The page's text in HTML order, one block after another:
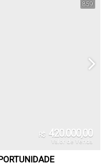
859
R$ 420.000,00
Valor de Venda